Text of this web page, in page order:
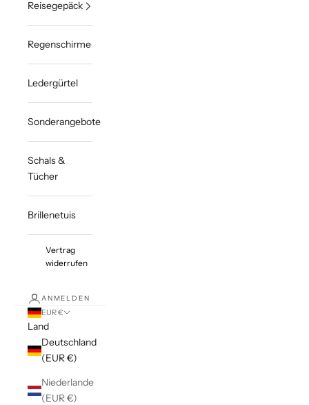
Reisegepäck
Regenschirme
Ledergürtel
Sonderangebote
Schals &
Tücher
Brillenetuis
Vertrag
widerrufen
ANMELDEN
EUR €
Land
Deutschland
(EUR €)
Niederlande
(EUR €)